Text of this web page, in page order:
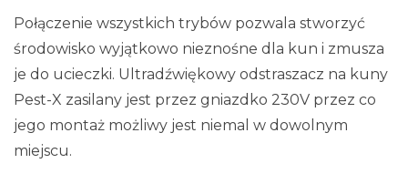
Połączenie wszystkich trybów pozwala stworzyć
środowisko wyjątkowo nieznośne dla kun i zmusza
je do ucieczki. Ultradźwiękowy odstraszacz na kuny
Pest-X zasilany jest przez gniazdko 230V przez co
jego montaż możliwy jest niemal w dowolnym
miejscu.